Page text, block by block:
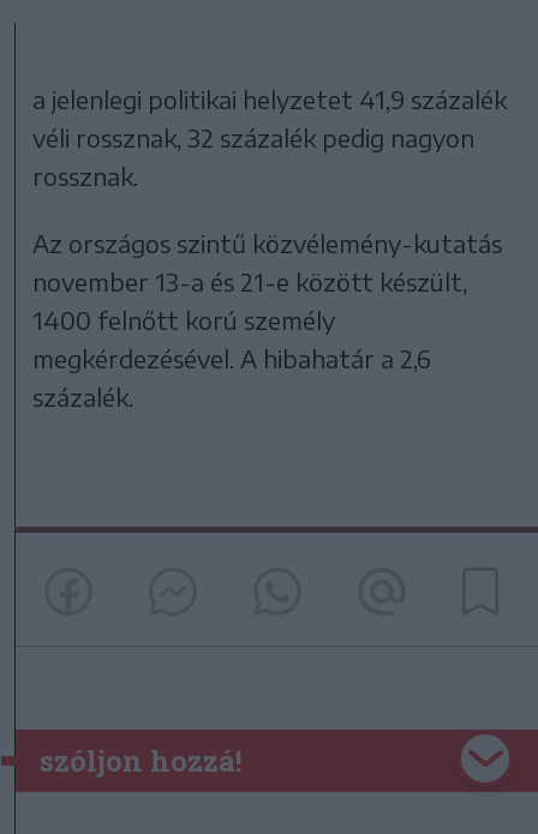
a jelenlegi politikai helyzetet 41,9 százalék
véli rossznak, 32 százalék pedig nagyon
rossznak.
Az országos szintű közvélemény-kutatás
november 13-a és 21-e között készült,
1400 felnőtt korú személy
megkérdezésével. A hibahatár a 2,6
százalék.
szóljon hozzá!